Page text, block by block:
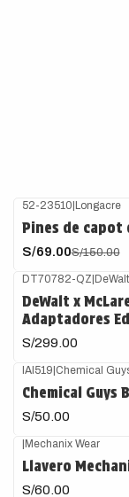
52-23510|Longacre
Pines de capot
S/69.00S/150.00
DT70782-QZ|DeWalt
DeWalt x
Adaptadores
S/299.00
IAI519|Chemical
Chemical Guys
S/50.00
|Mechanix Wear
Llavero
S/60.00